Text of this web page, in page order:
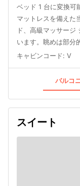
ベッド 1 台に変換可
マットレスを備えた
ド、高級マッサージ
います。眺めは部分
キャビンコード: V
バルコ
スイート